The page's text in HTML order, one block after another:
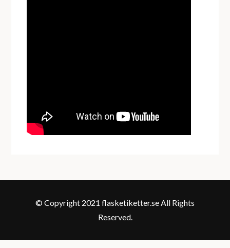
© Copyright 2021 flasketiketter.se All Rights
Reserved.